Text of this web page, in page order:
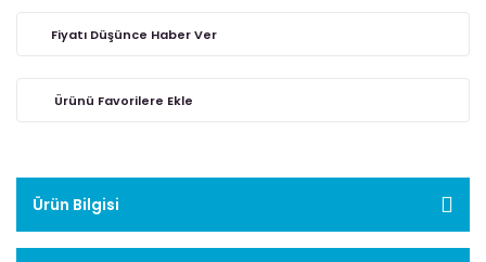
Fiyatı Düşünce Haber Ver
Ürün Bilgisi